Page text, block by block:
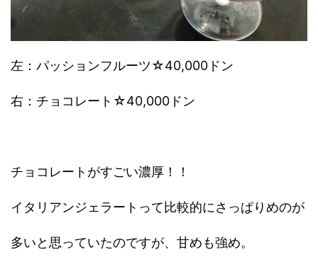
左： パッションフルーツ☆40,000ドン
右： チョコレート ☆40,000ドン
チョコレートがすごい濃厚！！
イタリアンジェラートって比較的にさっぱりめのが
多いと思っていたのですが、甘めも強め。